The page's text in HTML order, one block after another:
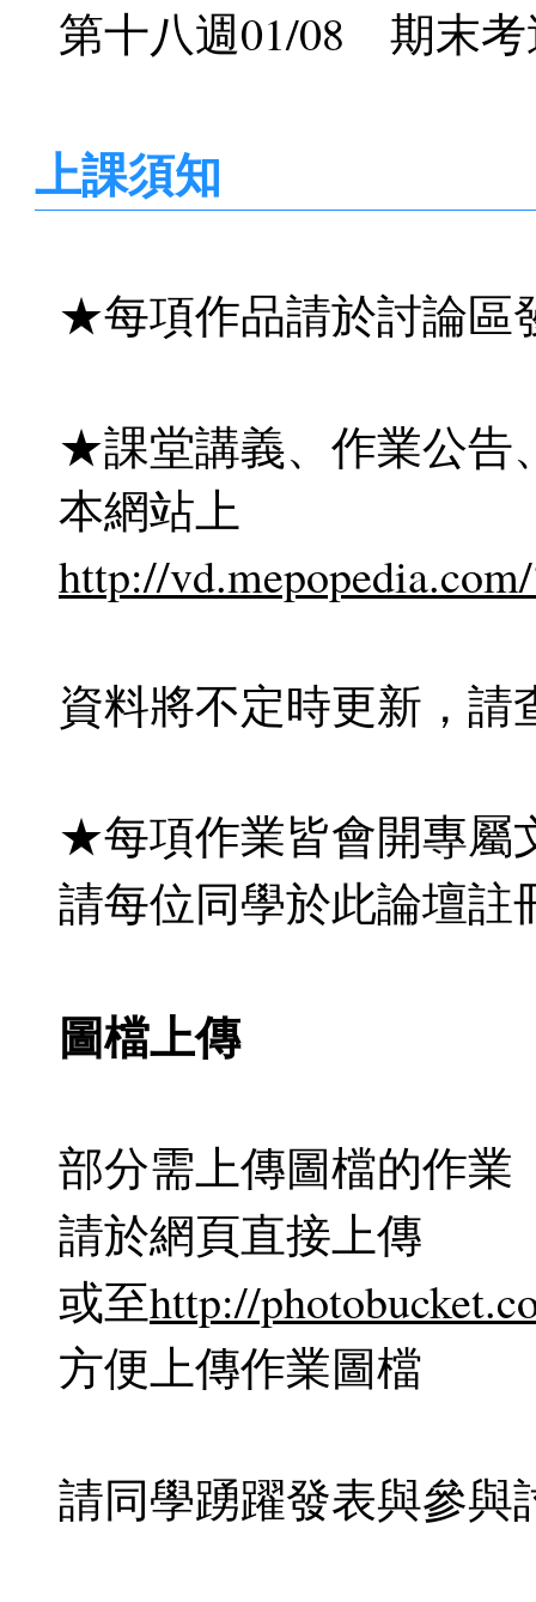
第十八週01/08 期末
上課須知
★每項作品請於討論區
★課堂講義、作業公告
本網站上
http://
資料將不定時更新，
★每項作業皆會開專屬
請每位同學於此論壇註
圖檔上傳
部分需上傳圖檔的作業
請於網頁直接上傳
或至http://
方便上傳作業圖檔
請同學踴躍發表與參與